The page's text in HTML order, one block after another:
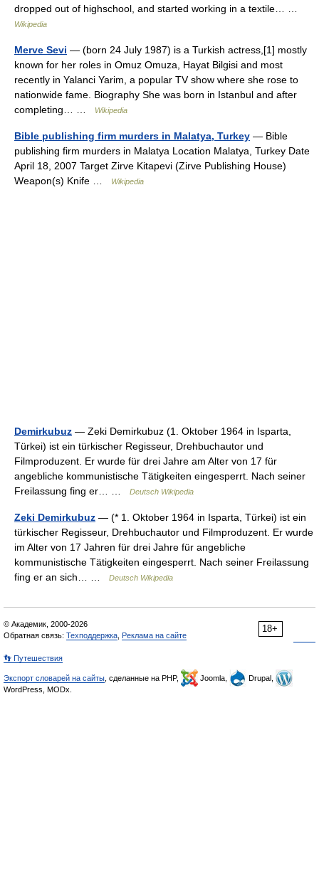
dropped out of highschool, and started working in a textile… …
Wikipedia
Merve Sevi — (born 24 July 1987) is a Turkish actress,[1] mostly
known for her roles in Omuz Omuza, Hayat Bilgisi and most
recently in Yalanci Yarim, a popular TV show where she rose to
nationwide fame. Biography She was born in Istanbul and after
completing… …
Wikipedia
Bible publishing firm murders in Malatya, Turkey — Bible
publishing firm murders in Malatya Location Malatya, Turkey Date
April 18, 2007 Target Zirve Kitapevi (Zirve Publishing House)
Weapon(s) Knife …
Wikipedia
Demirkubuz — Zeki Demirkubuz (1. Oktober 1964 in Isparta,
Türkei) ist ein türkischer Regisseur, Drehbuchautor und
Filmproduzent. Er wurde für drei Jahre am Alter von 17 für
angebliche kommunistische Tätigkeiten eingesperrt. Nach seiner
Freilassung fing er… …
Deutsch Wikipedia
Zeki Demirkubuz — (* 1. Oktober 1964 in Isparta, Türkei) ist ein
türkischer Regisseur, Drehbuchautor und Filmproduzent. Er wurde
im Alter von 17 Jahren für drei Jahre für angebliche
kommunistische Tätigkeiten eingesperrt. Nach seiner Freilassung
fing er an sich… …
Deutsch Wikipedia
18+
© Академик, 2000-2026
Обратная связь: Техподдержка Реклама на сайте
👣 Путешествия
Экспорт словарей на сайты , сделанные на PHP, Joomla,
Drupal,
WordPress, MODx.